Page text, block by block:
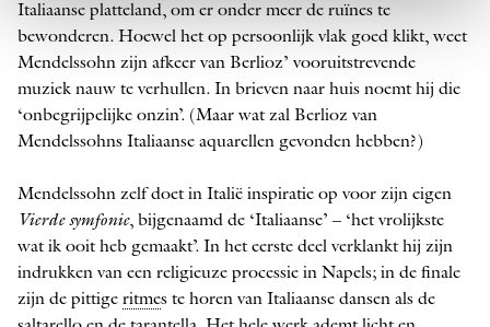
Italiaanse platteland, om er onder meer de ruïnes te
bewonderen. Hoewel het op persoonlijk vlak goed klikt, weet
Mendelssohn zijn afkeer van Berlioz’ vooruitstrevende
muziek nauw te verhullen. In brieven naar huis noemt hij die
‘onbegrijpelijke onzin’. (Maar wat zal Berlioz van
Mendelssohns Italiaanse aquarellen gevonden hebben?)
Mendelssohn zelf doet in Italië inspiratie op voor zijn eigen
Vierde ­symfonie, bijgenaamd de ‘Italiaanse’ – ‘het ­vrolijkste
wat ik ooit heb gemaakt’. In het eerste deel verklankt hij zijn
indrukken van een religieuze processie in Napels; in de finale
zijn de pittige ­ ritmes te horen van Italiaanse dansen als de